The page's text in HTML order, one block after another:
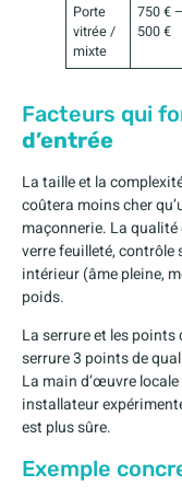
Porte
vitrée /
mixte
750 €
500 €
Facteurs qui
d’entrée
La taille et la
coûtera moins cher
maçonnerie. La
verre feuilleté, contrôle
intérieur (âme pleine,
poids.
La serrure et les
serrure 3 points de
La main d’œuvre
installateur
est plus sûre.
Exemple